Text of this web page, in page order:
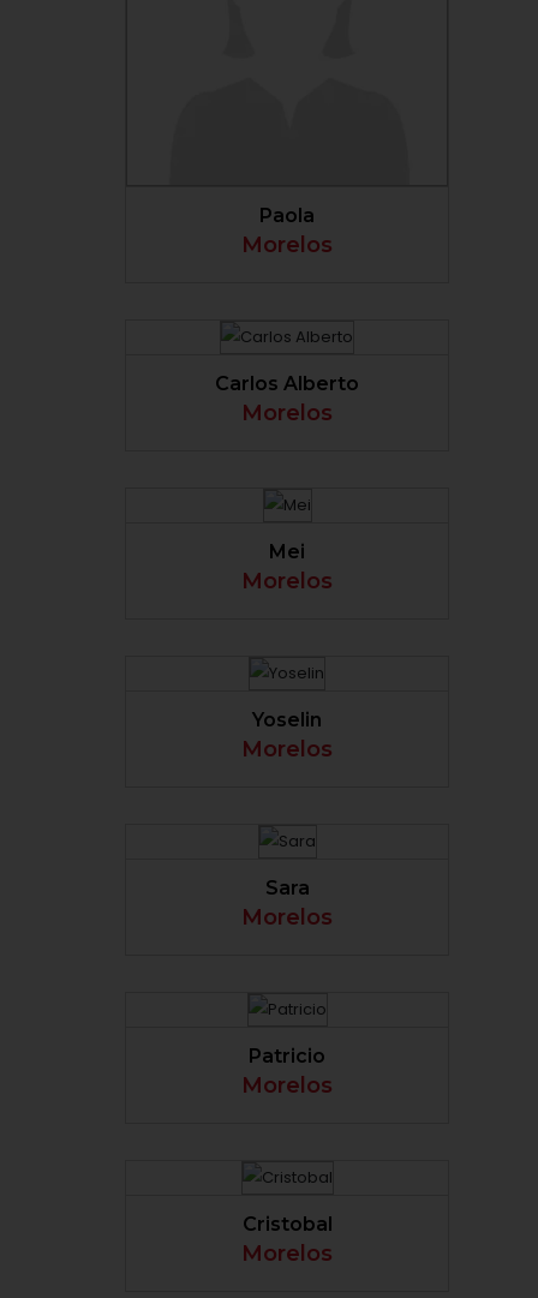
Paola
Morelos
Carlos Alberto
Morelos
Mei
Morelos
Yoselin
Morelos
Sara
Morelos
Patricio
Morelos
Cristobal
Morelos